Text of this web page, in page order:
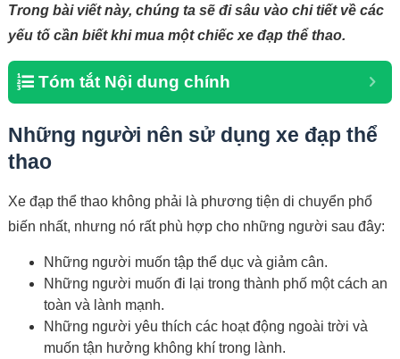
Trong bài viết này, chúng ta sẽ đi sâu vào chi tiết về các
yếu tố cần biết khi mua một chiếc xe đạp thể thao.
Tóm tắt Nội dung chính
Những người nên sử dụng xe đạp thể
thao
Xe đạp thể thao không phải là phương tiện di chuyển phổ
biến nhất, nhưng nó rất phù hợp cho những người sau đây:
Những người muốn tập thể dục và giảm cân.
Những người muốn đi lại trong thành phố một cách an
toàn và lành mạnh.
Những người yêu thích các hoạt động ngoài trời và
muốn tận hưởng không khí trong lành.